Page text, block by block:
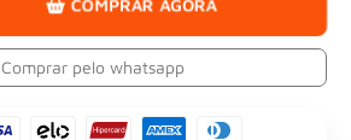
Comprar pelo whatsapp